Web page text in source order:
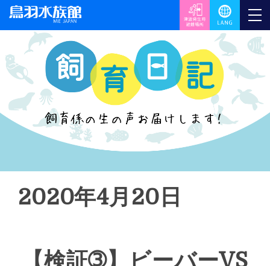
2020年4月20日
【検証➂】ビーバーVS